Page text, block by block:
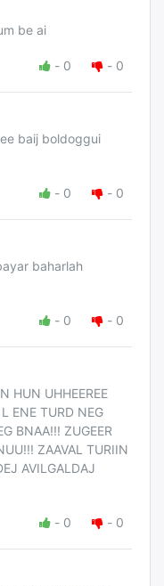
be ai
- 0 - 0
baij boldoggui
- 0 - 0
baharlah
- 0 - 0
HUN UHHEEREE
ENE TURD NEG
BNAA!!! ZUGEER
ZAAVAL TURIIN
AVILGALDAJ
- 0 - 0